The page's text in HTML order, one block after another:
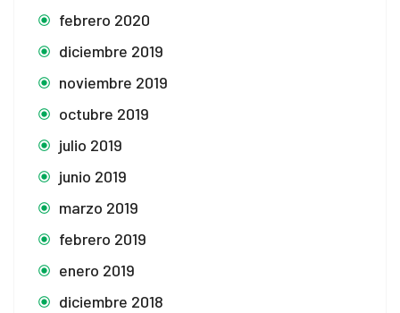
febrero 2020
diciembre 2019
noviembre 2019
octubre 2019
julio 2019
junio 2019
marzo 2019
febrero 2019
enero 2019
diciembre 2018